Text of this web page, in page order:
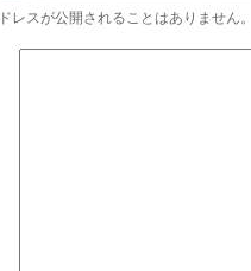
レスが公開されることはありません。